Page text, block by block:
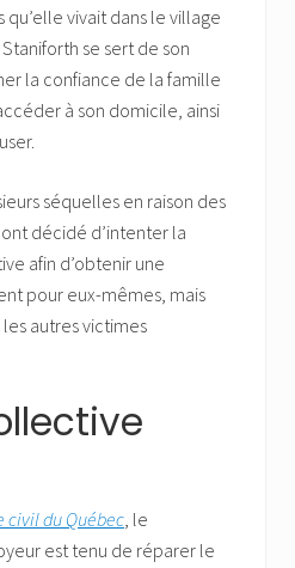
vivait dans le village
Staniforth se sert de son
la confiance de la famille
à son domicile, ainsi
séquelles en raison des
décidé d’intenter la
afin d’obtenir une
pour eux-mêmes, mais
autres victimes
civil du Québec, le
est tenu de réparer le